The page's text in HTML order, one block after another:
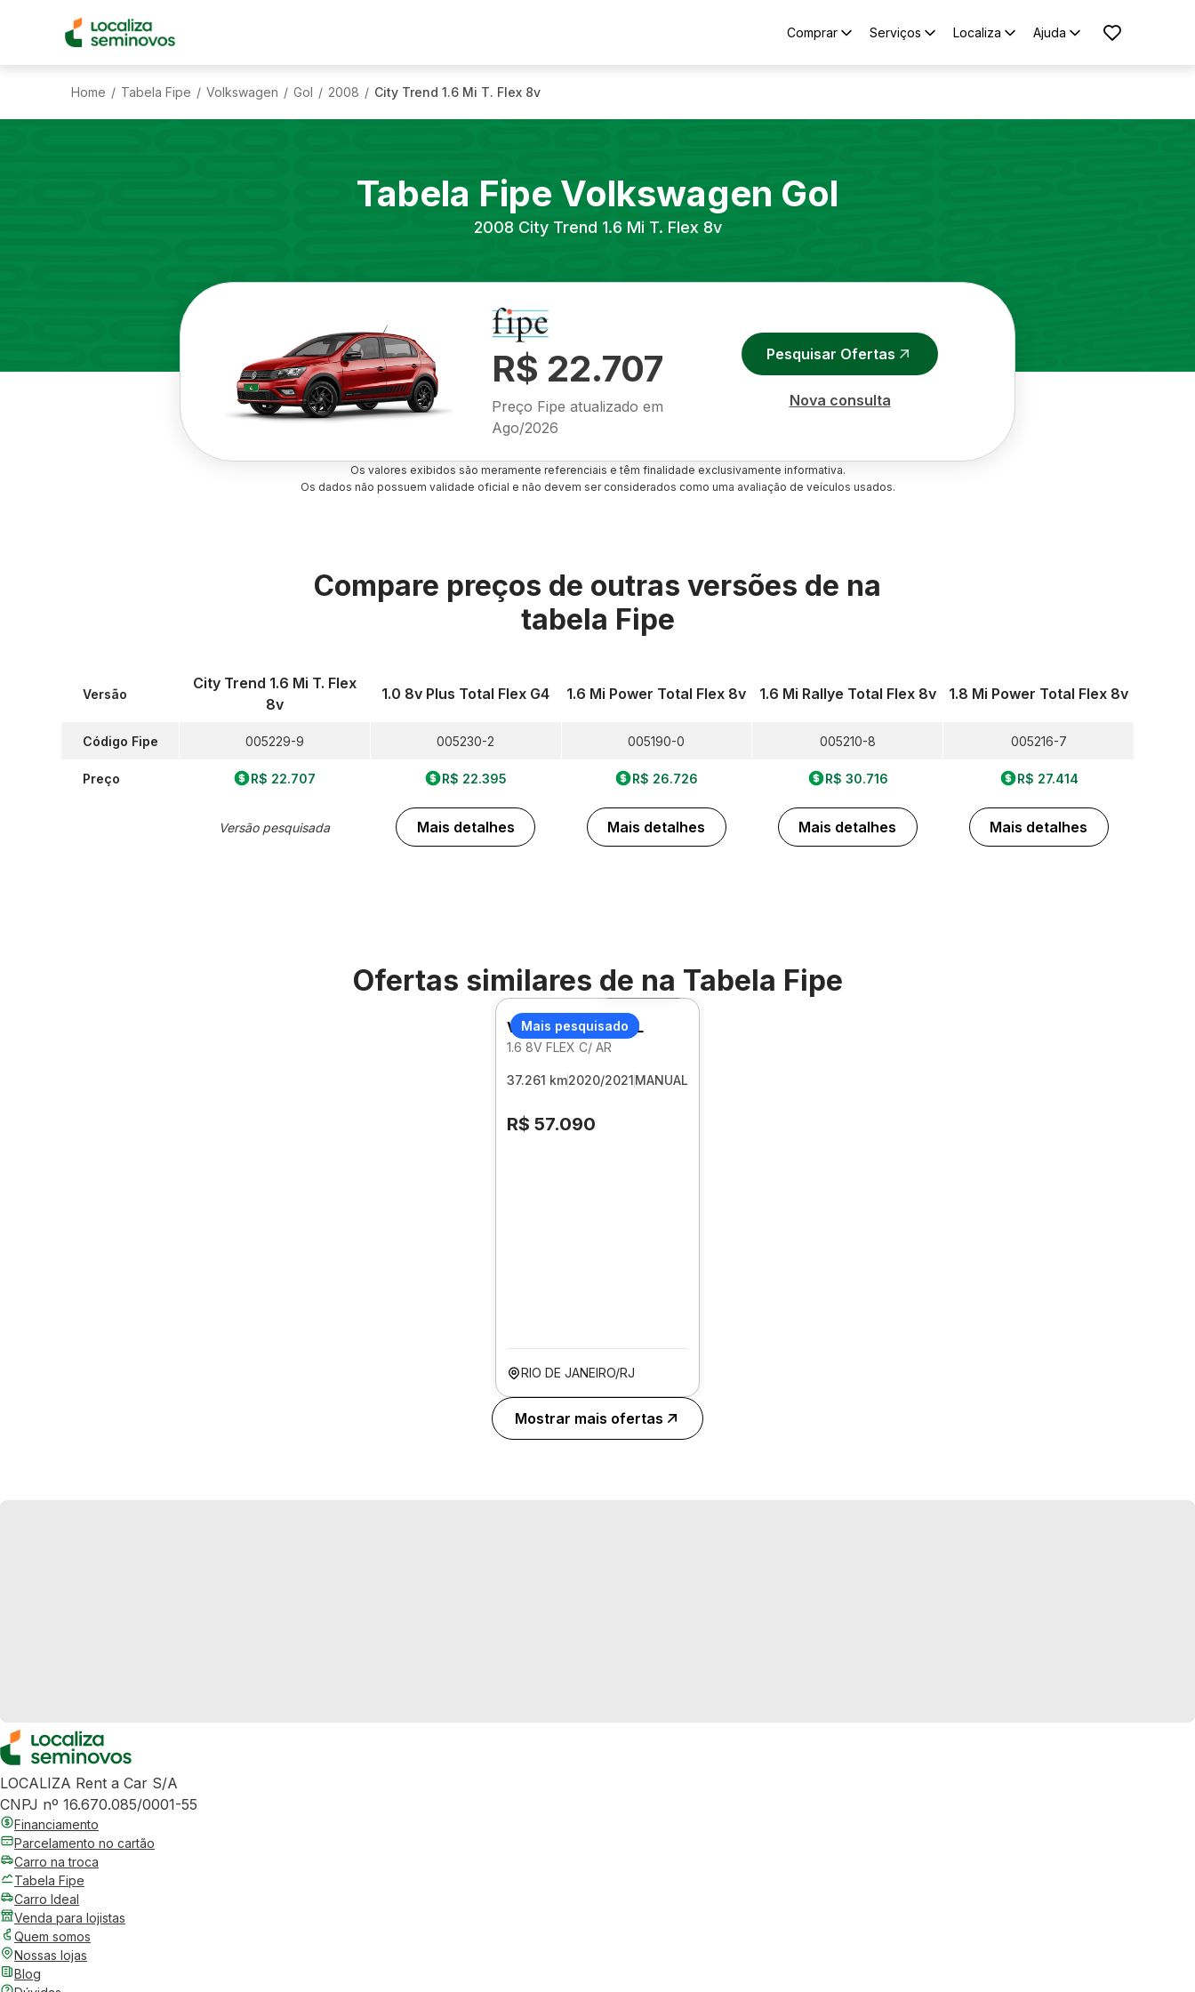
Comprar Serviços Localiza Ajuda
Home / Tabela Fipe / Volkswagen / Gol / 2008 / City Trend 1.6 Mi T. Flex 8v
Tabela Fipe Volkswagen Gol
2008 City Trend 1.6 Mi T. Flex 8v
R$ 22.707
Preço Fipe atualizado em
Ago/2026
Pesquisar Ofertas
Nova consulta
Os valores exibidos são meramente referenciais e têm finalidade exclusivamente informativa.
Os dados não possuem validade oficial e não devem ser considerados como uma avaliação de veículos usados.
Compare preços de outras versões de na
tabela Fipe
Versão
Código Fipe
Preço
City Trend 1.6 Mi T. Flex
8v
005229-9
R$ 22.707
Versão pesquisada
1.0 8v Plus Total Flex G4
005230-2
R$ 22.395
Mais detalhes
1.6 Mi Power Total Flex 8v
005190-0
R$ 26.726
Mais detalhes
1.6 Mi Rallye Total Flex 8v
005210-8
R$ 30.716
Mais detalhes
1.8 Mi Power Total Flex 8v
005216-7
R$ 27.414
Mais detalhes
Ofertas similares de na Tabela Fipe
Mais pesquisado
Foto 360º
VOLKSWAGEN GOL
1.6 8V FLEX C/ AR
37.261 km2020/2021MANUAL
R$ 57.090
RIO DE JANEIRO/RJ
Mostrar mais ofertas
LOCALIZA Rent a Car S/A
CNPJ nº 16.670.085/0001-55
Financiamento
Parcelamento no cartão
Carro na troca
Tabela Fipe
Carro Ideal
Venda para lojistas
Quem somos
Nossas lojas
Blog